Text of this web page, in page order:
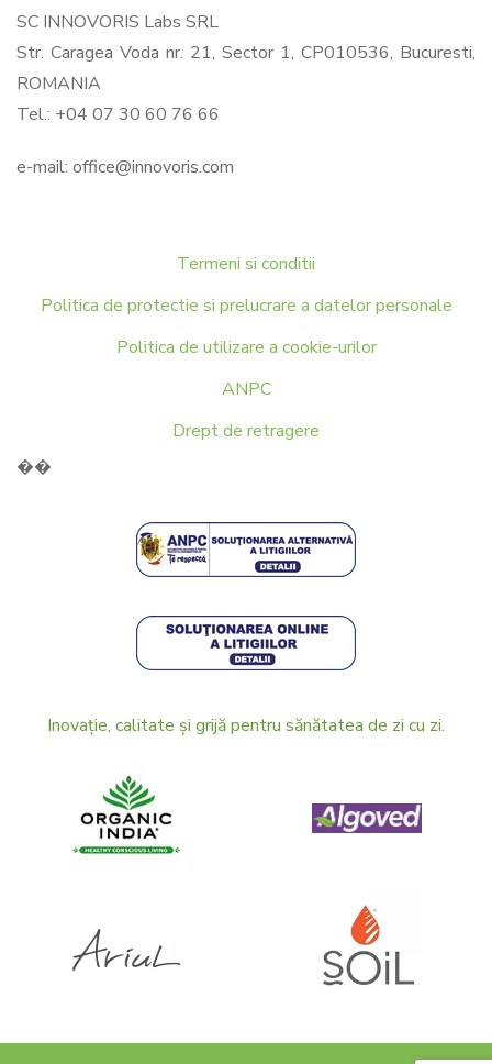
SC INNOVORIS Labs SRL
Str. Caragea Voda nr. 21, Sector 1, CP010536, Bucuresti,
ROMANIA
Tel.: +04 07 30 60 76 66
e-mail: office@innovoris.com
Termeni si conditii
Politica de protectie si prelucrare a datelor personale
Politica de utilizare a cookie-urilor
ANPC
Drept de retragere
��
Inovație, calitate și grijă pentru sănătatea de zi cu zi.